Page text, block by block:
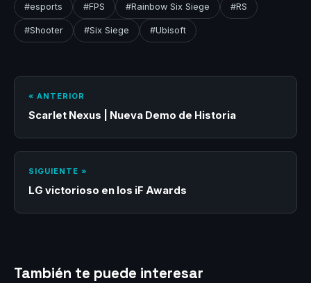
#esports #FPS #Rainbow Six Siege #RS
#Shooter #Six Siege #Ubisoft
« ANTERIOR
Scarlet Nexus | Nueva Demo de Historia
SIGUIENTE »
LG victorioso en los iF Awards
También te puede interesar